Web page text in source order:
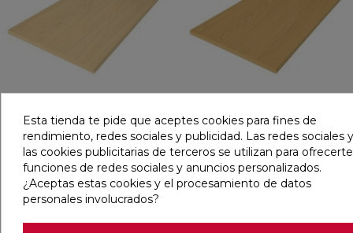
ENCIMERA PREMIERE
60,5X45,5 OATMEAL
Ref: 39122066
PVP 84,70 €
AÑADIR
ENCIMERA PREMIERE
60,5X45,5 WHEAT
Ref: 39122062
PVP84,70 €
AÑADIR
Esta tienda te pide que aceptes cookies para fines de
rendimiento, redes sociales y publicidad. Las redes sociales y
las cookies publicitarias de terceros se utilizan para ofrecerte
funciones de redes sociales y anuncios personalizados.
¿Aceptas estas cookies y el procesamiento de datos
personales involucrados?